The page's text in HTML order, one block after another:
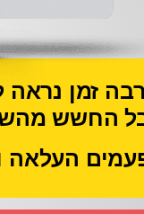
זמן נראה
החשש
העלאה